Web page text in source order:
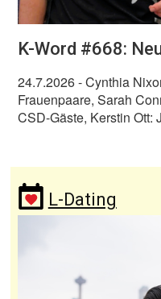
K-Word #668:
24.7.2026- Cynthia
Frauenpaare, Sarah
CSD-Gäste, Kerstin Ott:
L-Dating